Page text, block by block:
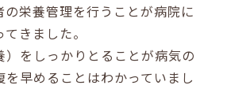
の栄養管理を行うことが病院に
きました。
）をしっかりとることが病気の
を早めることはわかっていまし